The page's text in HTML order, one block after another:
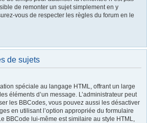
de remonter un sujet simplement en y
vous de respecter les règles du forum en le
de sujets
spéciale au langage HTML, offrant un large
éléments d’un message. L’administrateur peut
les BBCodes, vous pouvez aussi les désactiver
en utilisant l’option appropriée du formulaire
BBCode lui-même est similaire au style HTML,